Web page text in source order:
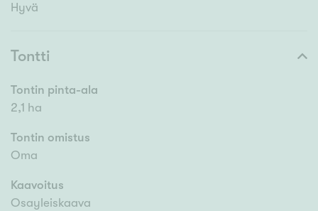
Hyvä
Tontti
Tontin pinta-ala
2,1 ha
Tontin omistus
Oma
Kaavoitus
Osayleiskaava